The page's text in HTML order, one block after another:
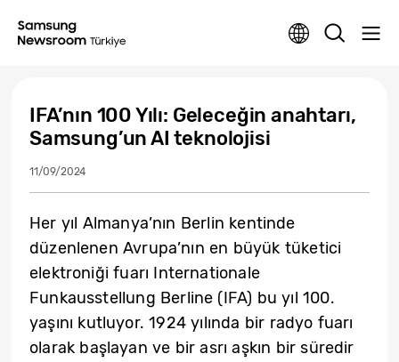
IFA’nın 100 Yılı: Geleceğin anahtarı,
Samsung’un AI teknolojisi
11/09/2024
Her yıl Almanya’nın Berlin kentinde
düzenlenen Avrupa’nın en büyük tüketici
elektroniği fuarı Internationale
Funkausstellung Berline (IFA) bu yıl 100.
yaşını kutluyor. 1924 yılında bir radyo fuarı
olarak başlayan ve bir asrı aşkın bir süredir